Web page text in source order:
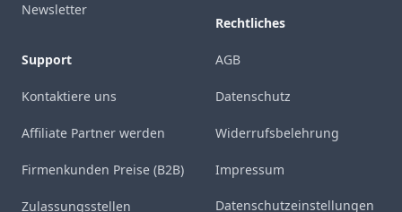
Newsletter
Support
Kontaktiere uns
Affiliate Partner werden
Firmenkunden Preise (B2B)
Zulassungsstellen
Rechtliches
AGB
Datenschutz
Widerrufsbelehrung
Impressum
Datenschutzeinstellungen